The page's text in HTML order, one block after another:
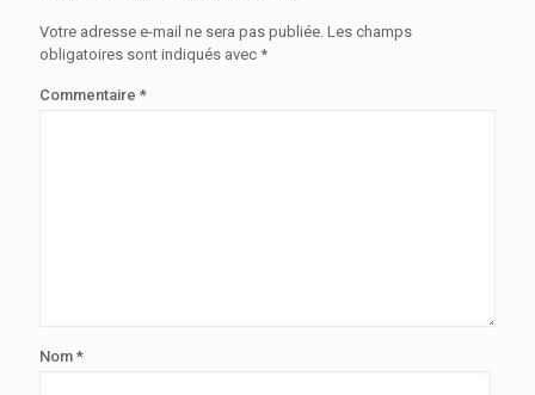
Votre adresse e-mail ne sera pas publiée. Les champs
obligatoires sont indiqués avec *
Commentaire *
Nom *